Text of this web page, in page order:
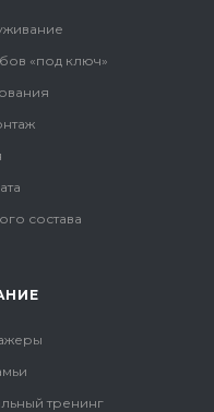
«под ключ»
состава
тренинг